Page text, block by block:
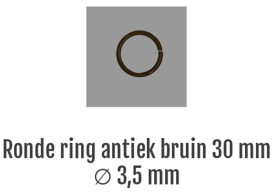
Ronde ring antiek bruin 30 mm
∅ 3,5 mm